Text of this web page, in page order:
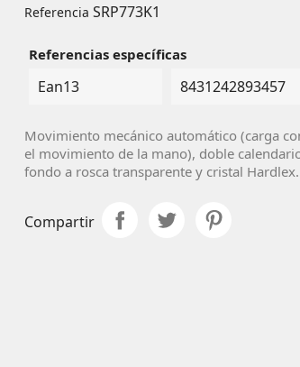
Referencia SRP773K1
Referencias específicas
Ean13 8431242893457
Movimiento mecánico automático (carga
el movimiento de la mano), doble
fondo a rosca transparente y cristal Hardlex.
Compartir